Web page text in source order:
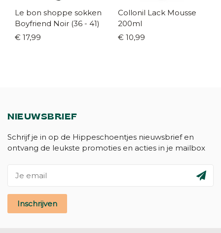
Le bon shoppe sokken
Boyfriend Noir (36 - 41)
€ 17,99
Collonil Lack Mousse
200ml
€ 10,99
NIEUWSBRIEF
Schrijf je in op de Hippeschoentjes nieuwsbrief en
ontvang de leukste promoties en acties in je mailbox
Inschrijven